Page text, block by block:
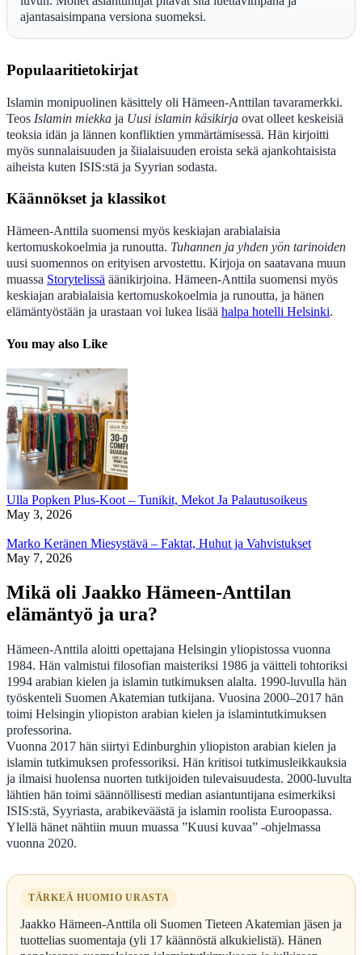
ajantasaisimpana versiona suomeksi.
Populaaritietokirjat
Islamin monipuolinen käsittely oli Hämeen-Anttilan tavaramerkki.
Teos Islamin miekka ja Uusi islamin käsikirja ovat olleet keskeisiä
teoksia idän ja lännen konfliktien ymmärtämisessä. Hän kirjoitti
myös sunnalaisuuden ja šiialaisuuden eroista sekä ajankohtaisista
aiheista kuten ISIS:stä ja Syyrian sodasta.
Käännökset ja klassikot
Hämeen-Anttila suomensi myös keskiajan arabialaisia
kertomuskokoelmia ja runoutta. Tuhannen ja yhden yön tarinoiden
uusi suomennos on erityisen arvostettu. Kirjoja on saatavana muun
muassa Storytelissä äänikirjoina. Hämeen-Anttila suomensi myös
keskiajan arabialaisia kertomuskokoelmia ja runoutta, ja hänen
elämäntyöstään ja urastaan voi lukea lisää halpa hotelli Helsinki.
You may also Like
Ulla Popken Plus-Koot – Tunikit, Mekot Ja Palautusoikeus
May 3, 2026
Marko Keränen Miesystävä – Faktat, Huhut ja Vahvistukset
May 7, 2026
Mikä oli Jaakko Hämeen-Anttilan
elämäntyö ja ura?
Hämeen-Anttila aloitti opettajana Helsingin yliopistossa vuonna
1984. Hän valmistui filosofian maisteriksi 1986 ja väitteli tohtoriksi
1994 arabian kielen ja islamin tutkimuksen alalta. 1990-luvulla hän
työskenteli Suomen Akatemian tutkijana. Vuosina 2000–2017 hän
toimi Helsingin yliopiston arabian kielen ja islamintutkimuksen
professorina.
Vuonna 2017 hän siirtyi Edinburghin yliopiston arabian kielen ja
islamin tutkimuksen professoriksi. Hän kritisoi tutkimusleikkauksia
ja ilmaisi huolensa nuorten tutkijoiden tulevaisuudesta. 2000-luvulta
lähtien hän toimi säännöllisesti median asiantuntijana esimerkiksi
ISIS:stä, Syyriasta, arabikeväästä ja islamin roolista Euroopassa.
Ylellä hänet nähtiin muun muassa ”Kuusi kuvaa” -ohjelmassa
vuonna 2020.
TÄRKEÄ HUOMIO URASTA
Jaakko Hämeen-Anttila oli Suomen Tieteen Akatemian jäsen ja
tuottelias suomentaja (yli 17 käännöstä alkukielistä). Hänen